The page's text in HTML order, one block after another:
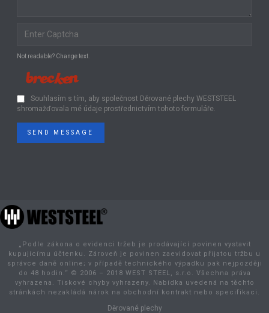
Not readable? Change text.
Souhlasím s tím, aby společnost Děrované plechy WESTSTEEL
shromažďovala mé údaje prostřednictvím tohoto formuláře.
SEND MESSAGE
„Podle zákona o evidenci tržeb je prodávající povinen vystavit
kupujícímu účtenku. Zároveň je povinen zaevidovat přijatou tržbu u
správce daně online; v případě technického výpadku pak nejpozději
do 48 hodin.“ © 2006 – 2018 WEST STEEL, s.r.o. Všechna práva
vyhrazena. Tiskové chyby vyhrazeny. Nabídka uvedená na těchto
stránkách nezakládá nárok na obchodní kontrakt nebo specifikaci.
Děrované plechy